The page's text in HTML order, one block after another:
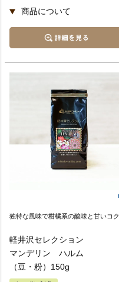
独特な風味で柑橘系の酸味と甘いコク
軽井沢セレクション
マンデリン ハルム
（豆・粉）150g